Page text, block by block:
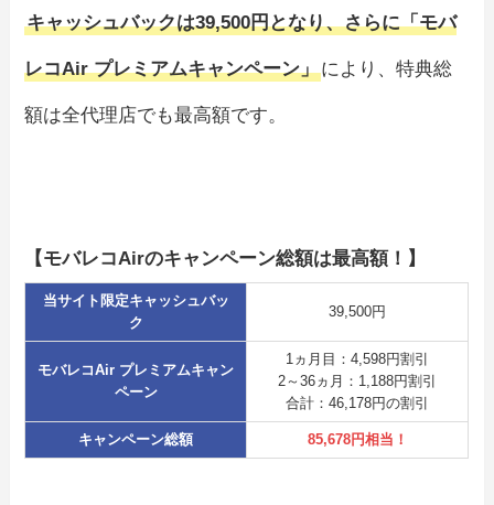
キャッシュバックは39,500円となり、さらに「モバ
レコAir プレミアムキャンペーン」により、特典総
額は全代理店でも最高額です。
【モバレコAirのキャンペーン総額は最高額！】
当サイト限定キャッシュバッ
ク
39,500円
モバレコAir プレミアムキャン
ペーン
1ヵ月目：4,598円割引
2～36ヵ月：1,188円割引
合計：46,178円の割引
キャンペーン総額 85,678円相当！